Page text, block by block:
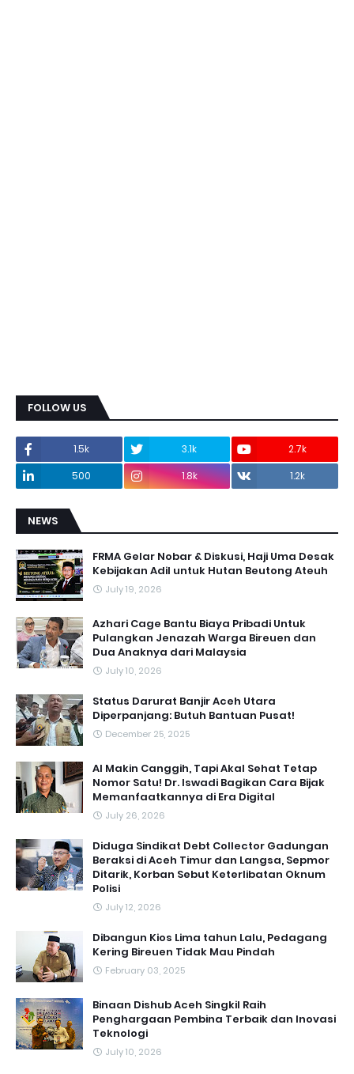
FOLLOW US
1.5k 3.1k
2.7k
500
1.8k 1.2k
NEWS
FRMA Gelar Nobar & Diskusi, Haji Uma Desak
Kebijakan Adil untuk Hutan Beutong Ateuh
July 19, 2026
Azhari Cage Bantu Biaya Pribadi Untuk
Pulangkan Jenazah Warga Bireuen dan
Dua Anaknya dari Malaysia
July 10, 2026
Status Darurat Banjir Aceh Utara
Diperpanjang: Butuh Bantuan Pusat!
December 25, 2025
AI Makin Canggih, Tapi Akal Sehat Tetap
Nomor Satu! Dr. Iswadi Bagikan Cara Bijak
Memanfaatkannya di Era Digital
July 26, 2026
Diduga Sindikat Debt Collector Gadungan
Beraksi di Aceh Timur dan Langsa, Sepmor
Ditarik, Korban Sebut Keterlibatan Oknum
Polisi
July 12, 2026
Dibangun Kios Lima tahun Lalu, Pedagang
Kering Bireuen Tidak Mau Pindah
February 03, 2025
Binaan Dishub Aceh Singkil Raih
Penghargaan Pembina Terbaik dan Inovasi
Teknologi
July 10, 2026